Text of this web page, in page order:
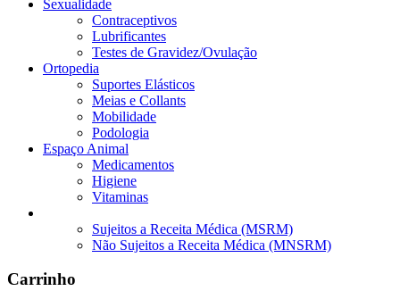
Sexualidade
Contraceptivos
Lubrificantes
Testes de Gravidez/Ovulação
Ortopedia
Suportes Elásticos
Meias e Collants
Mobilidade
Podologia
Espaço Animal
Medicamentos
Higiene
Vitaminas
Sujeitos a Receita Médica (MSRM)
Não Sujeitos a Receita Médica (MNSRM)
Carrinho